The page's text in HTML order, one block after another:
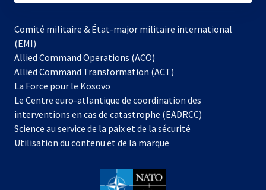
Comité militaire & État-major militaire international
(EMI)
Allied Command Operations (ACO)
dans
nouvel
onglet
Allied Command Transformation (ACT)
La Force pour le Kosovo
dans
un
nouvel
onglet
Le Centre euro-atlantique de coordination des
interventions en cas de catastrophe (EADRCC)
Science au service de la paix et de la sécurité
Utilisation du contenu et de la marque